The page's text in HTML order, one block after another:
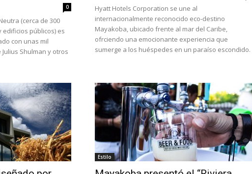
0
(cerca de 300
públicos) es
con unas mil
Shulman y otros
Hyatt Hotels Corporation se une al
internacionalmente reconocido eco-destino
Mayakoba, ubicado frente al mar del Caribe,
ofrciendo una emocionante experiencia que
sumerge a los huéspedes en un paraíso escondido.
Estilo